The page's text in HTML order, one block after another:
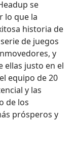
se
lo que la
historia de
de juegos
y
ellas justo en el
equipo de 20
y las
de los
prósperos y